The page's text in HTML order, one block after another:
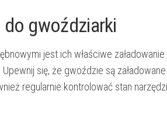
do gwoździarki
jest ich właściwe
się, że gwoździe są
regularnie kontrolować stan